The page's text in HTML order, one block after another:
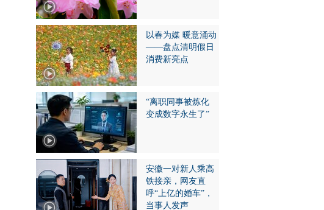
以春为媒 暖意涌动
——盘点清明假日
消费新亮点
“离职同事被炼化
变成数字永生了”
安徽一对新人乘高
铁接亲，网友直
呼“上亿的婚车”，
当事人发声